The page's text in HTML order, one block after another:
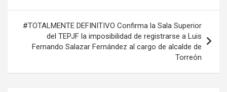
entradas
#TOTALMENTE DEFINITIVO Confirma la Sala Superior
del TEPJF la imposibilidad de registrarse a Luis
Fernando Salazar Fernández al cargo de alcalde de
Torreón